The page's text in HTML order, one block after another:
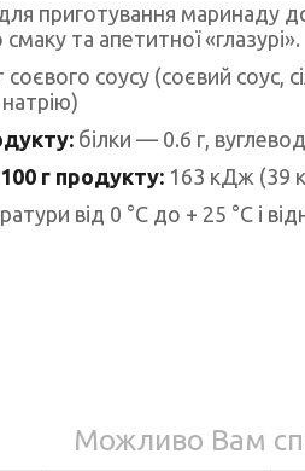
приготування маринаду
та апетитної «глазурі».
соусу (соєвий соус,
білки — 0.6 г,
г продукту: 163 кДж (39
від 0 °C до + 25 °C і
Можливо Вам